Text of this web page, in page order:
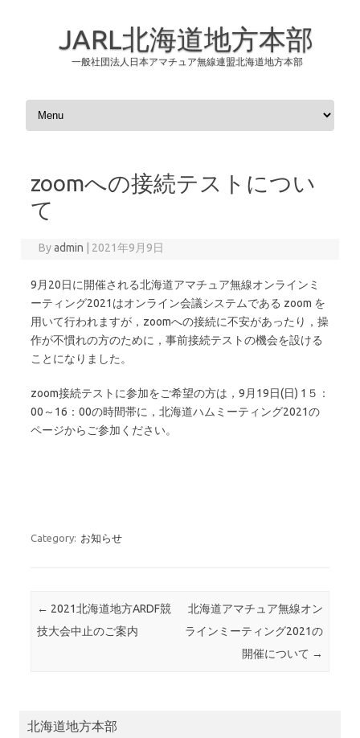
JARL北海道地方本部
一般社団法人日本アマチュア無線連盟北海道地方本部
Skip to content
zoomへの接続テストについ
て
Byadmin 2021年9月9日
9月20日に開催される北海道アマチュア無線オンラインミ
ーティング2021はオンライン会議システムである zoom を
用いて行われますが，zoomへの接続に不安があったり，操
作が不慣れの方のために，事前接続テストの機会を設ける
ことになりました。
zoom接続テストに参加をご希望の方は，9月19日(日) 1５：
00～16：00の時間帯に，北海道ハムミーティング2021の
ページからご参加ください。
Category: お知らせ
Post navigation
← 2021北海道地方ARDF競
技大会中止のご案内
北海道アマチュア無線オン
ラインミーティング2021の
開催について →
北海道地方本部